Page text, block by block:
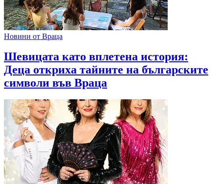
Новини от Враца
Шевицата като вплетена история:
Деца откриха тайните на българските
символи във Враца